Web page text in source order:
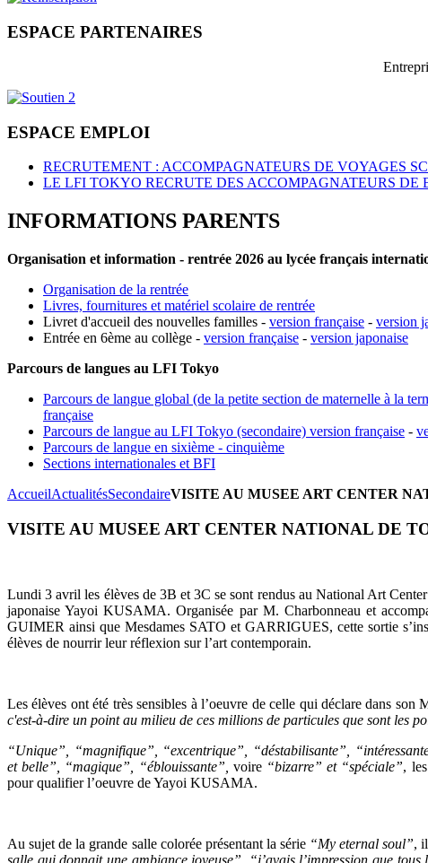
ESPACE PARTENAIRES
ESPACE EMPLOI
RECRUTEMENT : ACCOMPAGNATEURS DE VOYAGES
LE LFI TOKYO RECRUTE DES ACCOMPAGNATEURS DE
INFORMATIONS PARENTS
Organisation et information - rentrée 2026 au lycée français
Organisation de la rentrée
Livres, fournitures et matériel scolaire de rentrée
Livret d'accueil des nouvelles familles - version française - version
Entrée en 6ème au collège - version française - version japonaise
Parcours de langues au LFI Tokyo
Parcours de langue global (de la petite section de maternelle à la
française
Parcours de langue au LFI Tokyo (secondaire) version française -
Parcours de langue en sixième - cinquième
Sections internationales et BFI
AccueilActualitésSecondaireVISITE AU MUSEE ART CENTER
VISITE AU MUSEE ART CENTER NATIONAL DE
Lundi 3 avril les élèves de 3B et 3C se sont rendus au National Art
japonaise Yayoi KUSAMA. Organisée par M. Charbonneau et
GUIMER ainsi que Mesdames SATO et GARRIGUES, cette sortie
élèves de nourrir leur réflexion sur l’art contemporain.
Les élèves ont été très sensibles à l’oeuvre de celle qui déclare dans son
c'est-à-dire un point au milieu de ces millions de particules que sont les
“Unique”, “magnifique”, “excentrique”, “déstabilisante”,
et belle”, “magique”, “éblouissante”, voire “bizarre” et “spéciale”,
pour qualifier l’oeuvre de Yayoi KUSAMA.
Au sujet de la grande salle colorée présentant la série “My eternal soul”,
salle qui donnait une ambiance joyeuse”, “j’avais l’impression que tous